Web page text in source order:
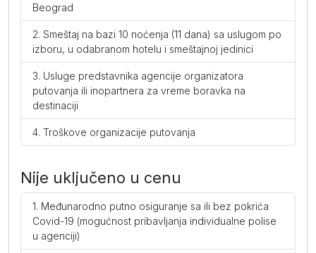
Beograd
Smeštaj na bazi 10 noćenja (11 dana) sa uslugom po
izboru, u odabranom hotelu i smeštajnoj jedinici
Usluge predstavnika agencije organizatora
putovanja ili inopartnera za vreme boravka na
destinaciji
Troškove organizacije putovanja
Nije uključeno u cenu
Međunarodno putno osiguranje sa ili bez pokrića
Covid-19 (mogućnost pribavljanja individualne polise
u agenciji)